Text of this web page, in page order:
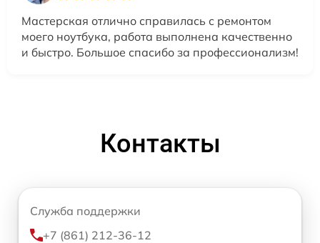
Мастерская отлично справилась с ремонтом
моего ноутбука, работа выполнена качественно
и быстро. Большое спасибо за профессионализм!
Контакты
Служба поддержки
+7 (861) 212-36-12